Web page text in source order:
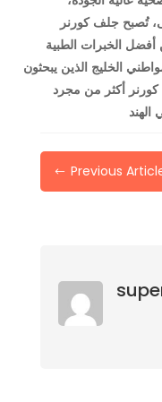
تُصبح جلف كورنر
أفضل الخبرات الطبية
الخليج الذين يبحثون
أكثر من مجرد
# Previous